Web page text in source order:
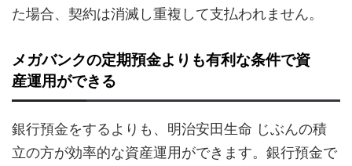
た場合、契約は消滅し重複して支払われません。
メガバンクの定期預金よりも有利な条件で資
産運用ができる
銀行預金をするよりも、明治安田生命 じぶんの積
立の方が効率的な資産運用ができます。銀行預金で